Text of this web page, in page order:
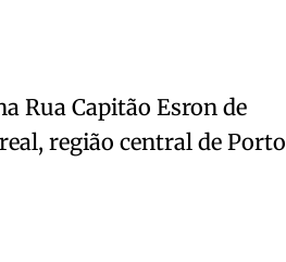
Rua Capitão Esron de
região central de Porto